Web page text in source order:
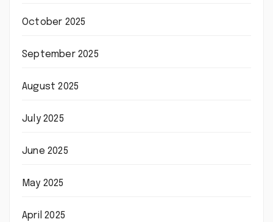
October 2025
September 2025
August 2025
July 2025
June 2025
May 2025
April 2025